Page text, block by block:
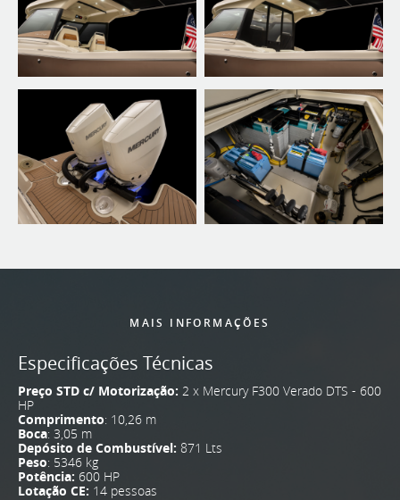
MAIS INFORMAÇÕES
Especificações Técnicas
Preço STD c/ Motorização: 2 x Mercury F300 Verado DTS - 600
HP
Comprimento: 10,26 m
Boca: 3,05 m
Depósito de Combustível: 871 Lts
Peso: 5346 kg
Potência: 600 HP
Lotação CE: 14 pessoas